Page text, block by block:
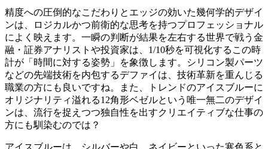
精度への圧倒的なこだわりとエッジの効いた幾何学的デザイ
ンは、ロジカルかつ前衛的な思考を持つプロフェッショナル
によく映えます。一瞬の判断が結果を左右する世界で戦う金
融・証券アナリストや投資家は、1/10秒を可視化するこの時
計が「時間に対する姿勢」を象徴します。シリコン製パーツ
などの先端技術を内包するデファイは、技術革新を重んじる
職業の方にも良いですね。また、トレンドのアイスブルーに
オリジナリティ溢れる12角形ベゼルという唯一無二のデザイ
ンは、流行を捉えつつ独自性を出すクリエイティブな仕事の
方にも馴染むのでは？
アイスブルーは、シルバーや白、ネイビーといった寒色系と